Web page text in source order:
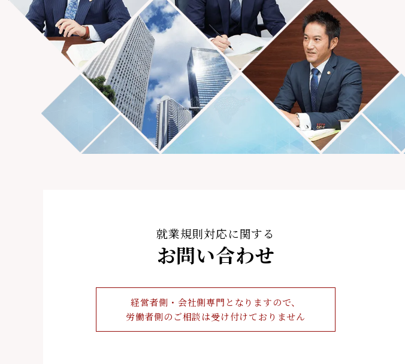
就業規則対応に関する
お問い合わせ
経営者側・会社側専門となりますので、
労働者側のご相談は受け付けておりません